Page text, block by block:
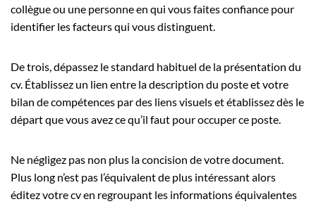
collègue ou une personne en qui vous faites confiance pour
identifier les facteurs qui vous distinguent.
De trois, dépassez le standard habituel de la présentation du
cv. Établissez un lien entre la description du poste et votre
bilan de compétences par des liens visuels et établissez dès le
départ que vous avez ce qu’il faut pour occuper ce poste.
Ne négligez pas non plus la concision de votre document.
Plus long n’est pas l’équivalent de plus intéressant alors
éditez votre cv en regroupant les informations équivalentes